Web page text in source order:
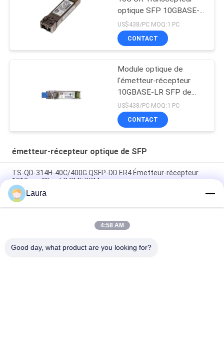
optique SFP 10GBASE-
SR Module SFP
US$438/PC MOQ:1 PC
CONTACT
Module optique de
l'émetteur-récepteur
10GBASE-LR SFP de
SFP 10G LR SFP
US$438/PC MOQ:1 PC
CONTACT
émetteur-récepteur optique de SFP
TS-QD-314H-40C/400G QSFP-DD ER4 Émetteur-récepteur
1310nm 40km LC SMF DDM
SFP-10G-LR-C, module optique Huawei SFP+, 10G, 1310 nm, 10
km, LC
SFP-10G-SR, émetteur-récepteur Cisco SFP+, 10 Gbit/s/850
Laura
4:58 AM
Good day, what product are you looking for?